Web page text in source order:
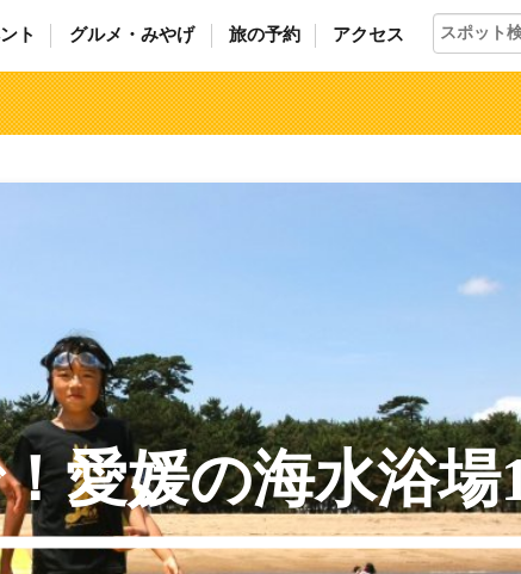
ト グルメ・みやげ 旅の予約 アクセス
愛媛の海水浴場